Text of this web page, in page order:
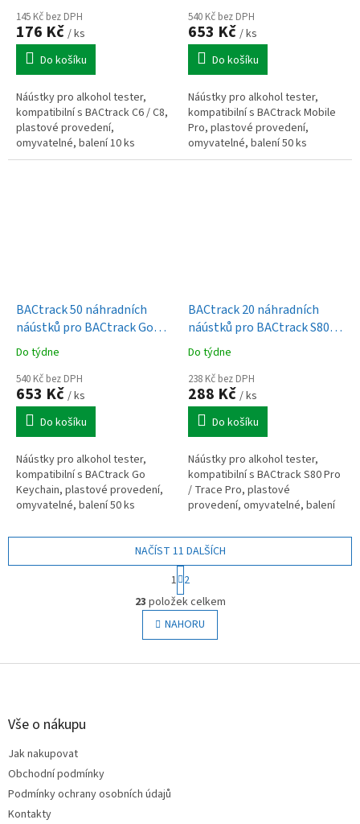
145 Kč bez DPH
176 Kč / ks
Do košíku
Náústky pro alkohol tester,
kompatibilní s BACtrack C6 / C8,
plastové provedení,
omyvatelné, balení 10 ks
540 Kč bez DPH
653 Kč / ks
Do košíku
Náústky pro alkohol tester,
kompatibilní s BACtrack Mobile
Pro, plastové provedení,
omyvatelné, balení 50 ks
BACtrack 50 náhradních
náústků pro BACtrack Go
Keychain
Do týdne
540 Kč bez DPH
653 Kč / ks
Do košíku
Náústky pro alkohol tester,
kompatibilní s BACtrack Go
Keychain, plastové provedení,
omyvatelné, balení 50 ks
BACtrack 20 náhradních
náústků pro BACtrack S80
Pro, Trace Pro
Do týdne
238 Kč bez DPH
288 Kč / ks
Do košíku
Náústky pro alkohol tester,
kompatibilní s BACtrack S80 Pro
/ Trace Pro, plastové
provedení, omyvatelné, balení
O
v
l
á
NAČÍST 11 DALŠÍCH
S
t
r
á
n
k
v
1 2
23 položek celkem
NAHORU
Z
Vše o nákupu
Jak nakupovat
Obchodní podmínky
Podmínky ochrany osobních údajů
Kontakty